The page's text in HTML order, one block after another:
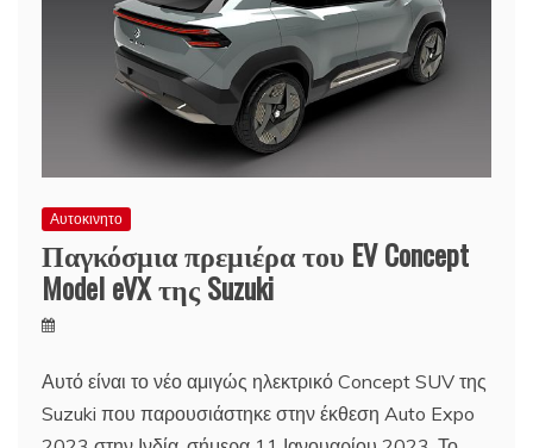
Αυτοκινητο
Παγκόσμια πρεμιέρα του EV Concept
Model eVX της Suzuki
Αυτό είναι το νέο αμιγώς ηλεκτρικό Concept SUV της
Suzuki που παρουσιάστηκε στην έκθεση Auto Expo